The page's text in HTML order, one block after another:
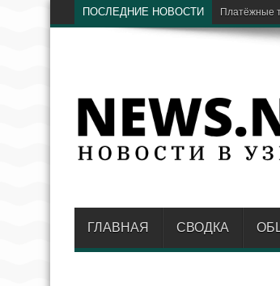
ПОСЛЕДНИЕ НОВОСТИ В
ГЛАВНАЯ СВОДКА